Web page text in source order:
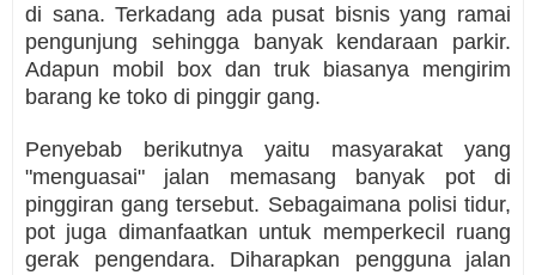
di sana. Terkadang ada pusat bisnis yang ramai
pengunjung sehingga banyak kendaraan parkir.
Adapun mobil box dan truk biasanya mengirim
barang ke toko di pinggir gang.
Penyebab berikutnya yaitu masyarakat yang
"menguasai" jalan memasang banyak pot di
pinggiran gang tersebut. Sebagaimana polisi tidur,
pot juga dimanfaatkan untuk memperkecil ruang
gerak pengendara. Diharapkan pengguna jalan